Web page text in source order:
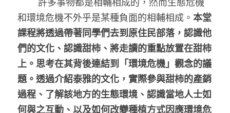
和環境危機不外乎是某種負面的相輔相成。 本堂
課程將透過帶著同學們去到原住民部落，認識他
們的文化、認識甜柿、將走讀的重點放置在甜柿
上。思考在其背後連結到「環境危機」觀念的議
題。透過介紹泰雅的文化，實際參與甜柿的產銷
過程、了解該地方的生態環境、認識當地人士如
何與之互動、以及如何改變種植方式因應環境危